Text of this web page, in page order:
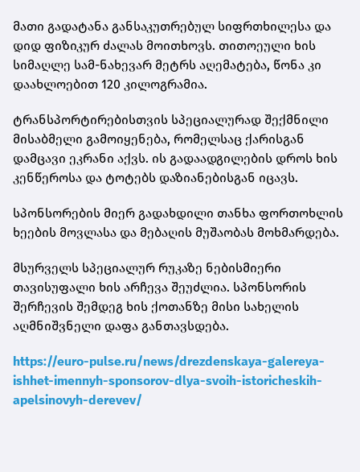
მათი გადატანა განსაკუთრებულ სიფრთხილესა და
დიდ ფიზიკურ ძალას მოითხოვს. თითოეული ხის
სიმაღლე სამ-ნახევარ მეტრს აღემატება, წონა კი
დაახლოებით 120 კილოგრამია.
ტრანსპორტირებისთვის სპეციალურად შექმნილი
მისაბმელი გამოიყენება, რომელსაც ქარისგან
დამცავი ეკრანი აქვს. ის გადაადგილების დროს ხის
კენწეროსა და ტოტებს დაზიანებისგან იცავს.
სპონსორების მიერ გადახდილი თანხა ფორთოხლის
ხეების მოვლასა და მებაღის მუშაობას მოხმარდება.
მსურველს სპეციალურ რუკაზე ნებისმიერი
თავისუფალი ხის არჩევა შეუძლია. სპონსორის
შერჩევის შემდეგ ხის ქოთანზე მისი სახელის
აღმნიშვნელი დაფა განთავსდება.
https://euro-pulse.ru/news/drezdenskaya-galereya-
ishhet-imennyh-sponsorov-dlya-svoih-istoricheskih-
apelsinovyh-derevev/